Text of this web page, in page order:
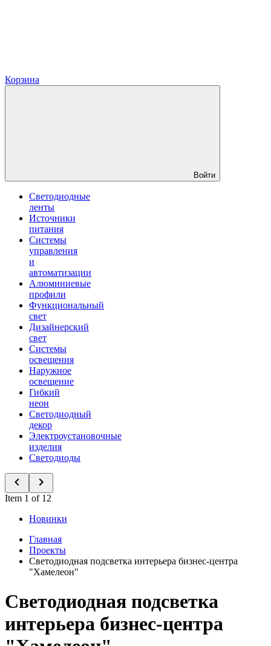
Корзина
Войти
Светодиодные
ленты
Источники
питания
Системы
управления
и
автоматизации
Алюминиевые
профили
Функциональный
свет
Дизайнерский
свет
Системы
освещения
Наружное
освещение
Гибкий
неон
Светодиодный
декор
Электроустановочные
изделия
Светодиоды
Item 1 of 12
Новинки
Главная
Проекты
Светодиодная подсветка интерьера бизнес-центра
"Хамелеон"
Светодиодная подсветка
интерьера бизнес-центра